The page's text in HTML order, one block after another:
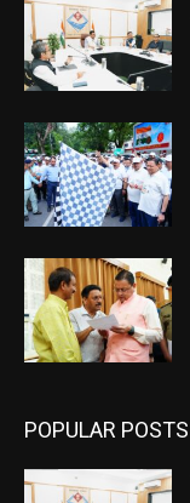
POPULAR POSTS